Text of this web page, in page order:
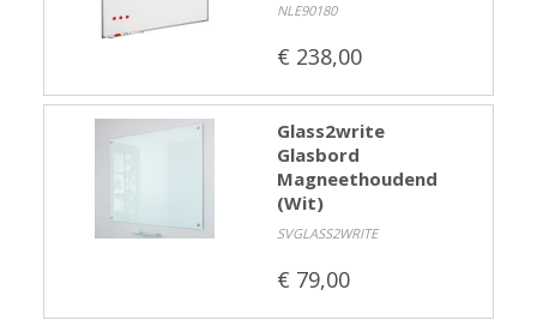
NLE90180
€ 238,00
Glass2write
Glasbord
Magneethoudend
(Wit)
SVGLASS2WRITE
€ 79,00